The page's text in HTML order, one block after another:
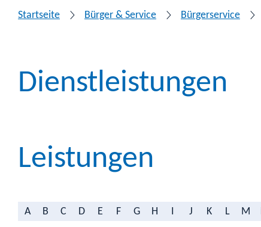
Startseite Bürger & Service Bürgerservice
Dienstleistungen
Leistungen
A B C D E F G H J K L M